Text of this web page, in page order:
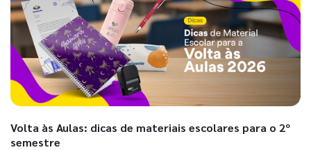
Volta às Aulas: dicas de materiais escolares para o 2º
semestre